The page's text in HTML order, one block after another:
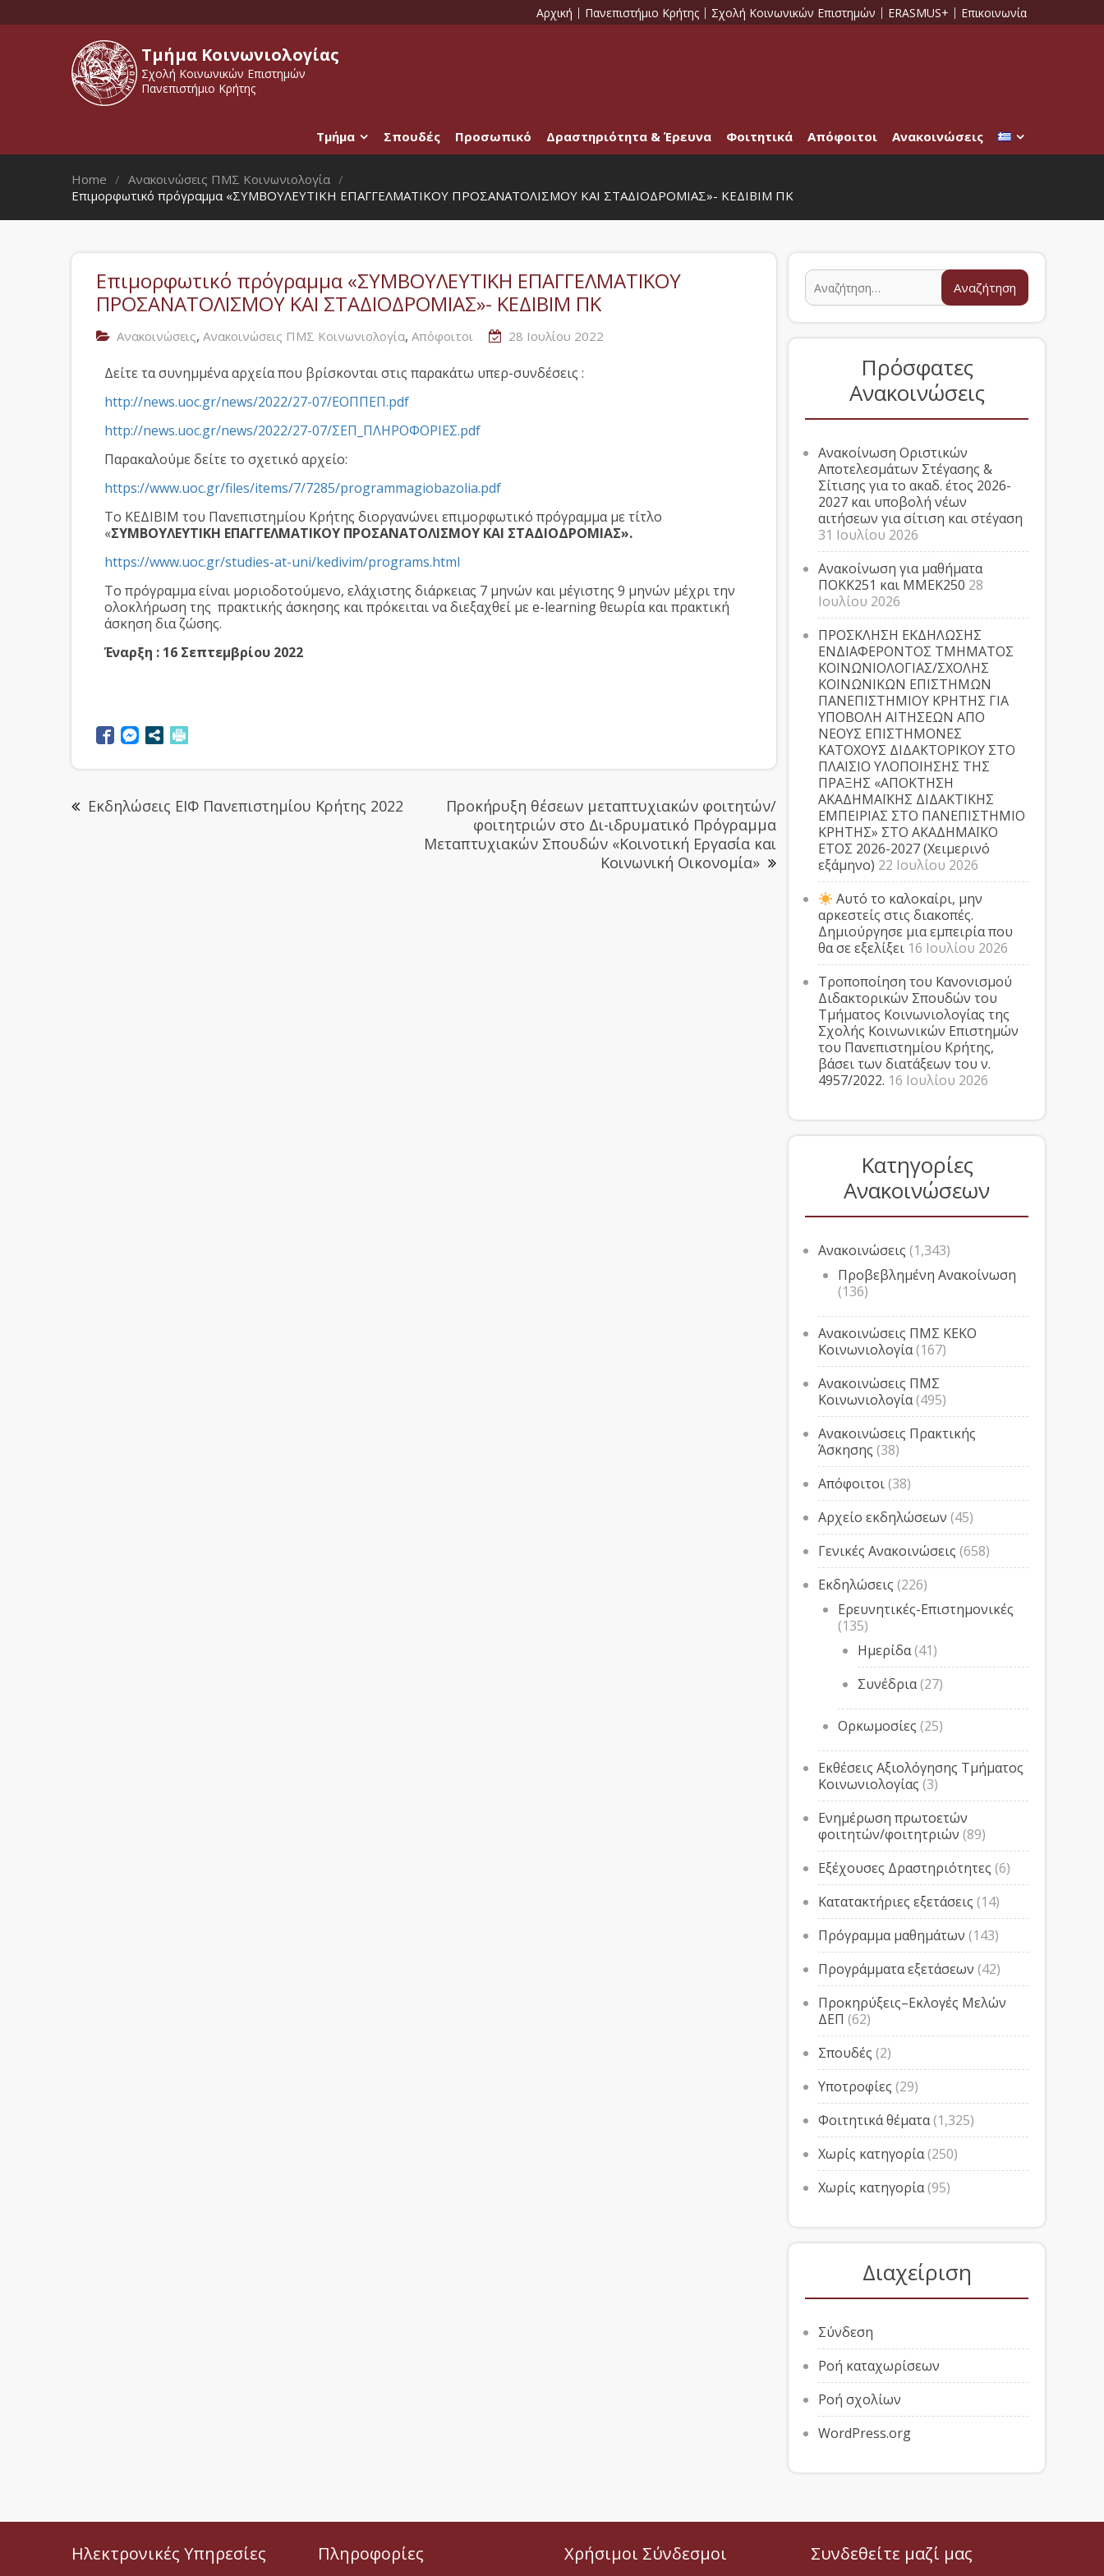
Αρχική Πανεπιστήμιο Κρήτης Σχολή Κοινωνικών Επιστημών ERASMUS+ Επικοινωνία
Τμήμα Κοινωνιολογίας
Σχολή Κοινωνικών Επιστημών
Πανεπιστήμιο Κρήτης
Τμήμα Σπουδές Προσωπικό Δραστηριότητα & Έρευνα Φοιτητικά Απόφοιτοι Ανακοινώσεις
Home
Ανακοινώσεις ΠΜΣ Κοινωνιολογία
Επιμορφωτικό πρόγραμμα «ΣΥΜΒΟΥΛΕΥΤΙΚΗ ΕΠΑΓΓΕΛΜΑΤΙΚΟΥ ΠΡΟΣΑΝΑΤΟΛΙΣΜΟΥ ΚΑΙ ΣΤΑΔΙΟΔΡΟΜΙΑΣ»- ΚΕΔΙΒΙΜ ΠΚ
Επιμορφωτικό πρόγραμμα «ΣΥΜΒΟΥΛΕΥΤΙΚΗ ΕΠΑΓΓΕΛΜΑΤΙΚΟΥ
ΠΡΟΣΑΝΑΤΟΛΙΣΜΟΥ ΚΑΙ ΣΤΑΔΙΟΔΡΟΜΙΑΣ»- ΚΕΔΙΒΙΜ ΠΚ
Ανακοινώσεις, Ανακοινώσεις ΠΜΣ Κοινωνιολογία, Απόφοιτοι 28 Ιουλίου 2022
Δείτε τα συνημμένα αρχεία που βρίσκονται στις παρακάτω υπερ-συνδέσεις :
http://news.uoc.gr/news/2022/27-07/ΕΟΠΠΕΠ.pdf
http://news.uoc.gr/news/2022/27-07/ΣΕΠ_ΠΛΗΡΟΦΟΡΙΕΣ.pdf
Παρακαλούμε δείτε το σχετικό αρχείο:
https://www.uoc.gr/files/items/7/7285/programmagiobazolia.pdf
Το ΚΕΔΙΒΙΜ του Πανεπιστημίου Κρήτης διοργανώνει επιμορφωτικό πρόγραμμα με τίτλο
«ΣΥΜΒΟΥΛΕΥΤΙΚΗ ΕΠΑΓΓΕΛΜΑΤΙΚΟΥ ΠΡΟΣΑΝΑΤΟΛΙΣΜΟΥ ΚΑΙ ΣΤΑΔΙΟΔΡΟΜΙΑΣ».
https://www.uoc.gr/studies-at-uni/kedivim/programs.html
Το πρόγραμμα είναι μοριοδοτούμενο, ελάχιστης διάρκειας 7 μηνών και μέγιστης 9 μηνών μέχρι την
ολοκλήρωση της πρακτικής άσκησης και πρόκειται να διεξαχθεί με e-learning θεωρία και πρακτική
άσκηση δια ζώσης.
Έναρξη : 16 Σεπτεμβρίου 2022
Εκδηλώσεις ΕΙΦ Πανεπιστημίου Κρήτης 2022
Προκήρυξη θέσεων μεταπτυχιακών φοιτητών/
φοιτητριών στο Δι-ιδρυματικό Πρόγραμμα
Μεταπτυχιακών Σπουδών «Κοινοτική Εργασία και
Κοινωνική Οικονομία»
Πρόσφατες
Ανακοινώσεις
Ανακοίνωση Οριστικών
Αποτελεσμάτων Στέγασης &
Σίτισης για το ακαδ. έτος 2026-
2027 και υποβολή νέων
αιτήσεων για σίτιση και στέγαση
31 Ιουλίου 2026
Ανακοίνωση για μαθήματα
ΠΟΚΚ251 και ΜΜΕΚ250 28
Ιουλίου 2026
ΠΡΟΣΚΛΗΣΗ ΕΚΔΗΛΩΣΗΣ
ΕΝΔΙΑΦΕΡΟΝΤΟΣ ΤΜΗΜΑΤΟΣ
ΚΟΙΝΩΝΙΟΛΟΓΙΑΣ/ΣΧΟΛΗΣ
ΚΟΙΝΩΝΙΚΩΝ ΕΠΙΣΤΗΜΩΝ
ΠΑΝΕΠΙΣΤΗΜΙΟΥ ΚΡΗΤΗΣ ΓΙΑ
ΥΠΟΒΟΛΗ ΑΙΤΗΣΕΩΝ ΑΠΟ
ΝΕΟΥΣ ΕΠΙΣΤΗΜΟΝΕΣ
ΚΑΤΟΧΟΥΣ ΔΙΔΑΚΤΟΡΙΚΟΥ ΣΤΟ
ΠΛΑΙΣΙΟ ΥΛΟΠΟΙΗΣΗΣ ΤΗΣ
ΠΡΑΞΗΣ «ΑΠΟΚΤΗΣΗ
ΑΚΑΔΗΜΑΪΚΗΣ ΔΙΔΑΚΤΙΚΗΣ
ΕΜΠΕΙΡΙΑΣ ΣΤΟ ΠΑΝΕΠΙΣΤΗΜΙΟ
ΚΡΗΤΗΣ» ΣΤΟ ΑΚΑΔΗΜΑΪΚΟ
ΕΤΟΣ 2026-2027 (Χειμερινό
εξάμηνο) 22 Ιουλίου 2026
Αυτό το καλοκαίρι, μην
αρκεστείς στις διακοπές.
Δημιούργησε μια εμπειρία που
θα σε εξελίξει 16 Ιουλίου 2026
Τροποποίηση του Κανονισμού
Διδακτορικών Σπουδών του
Τμήματος Κοινωνιολογίας της
Σχολής Κοινωνικών Επιστημών
του Πανεπιστημίου Κρήτης,
βάσει των διατάξεων του ν.
4957/2022. 16 Ιουλίου 2026
Κατηγορίες
Ανακοινώσεων
Ανακοινώσεις (1,343)
Προβεβλημένη Ανακοίνωση
(136)
Ανακοινώσεις ΠΜΣ ΚΕΚΟ
Κοινωνιολογία(167)
Ανακοινώσεις ΠΜΣ
Κοινωνιολογία(495)
Ανακοινώσεις Πρακτικής
Άσκησης (38)
Απόφοιτοι(38)
Αρχείο εκδηλώσεων (45)
Γενικές Ανακοινώσεις (658)
Εκδηλώσεις (226)
Ερευνητικές-Επιστημονικές
(135)
Ημερίδα(41)
Συνέδρια(27)
Ορκωμοσίες (25)
Εκθέσεις Αξιολόγησης Τμήματος
Κοινωνιολογίας (3)
Ενημέρωση πρωτοετών
φοιτητών/φοιτητριών (89)
Εξέχουσες Δραστηριότητες (6)
Κατατακτήριες εξετάσεις (14)
Πρόγραμμα μαθημάτων (143)
Προγράμματα εξετάσεων (42)
Προκηρύξεις–Εκλογές Μελών
ΔΕΠ (62)
Σπουδές (2)
Υποτροφίες (29)
Φοιτητικά θέματα(1,325)
Χωρίς κατηγορία(250)
Χωρίς κατηγορία(95)
Διαχείριση
Σύνδεση
Ροή καταχωρίσεων
Ροή σχολίων
WordPress.org
Ηλεκτρονικές Υπηρεσίες Πληροφορίες Χρήσιμοι Σύνδεσμοι Συνδεθείτε μαζί μας